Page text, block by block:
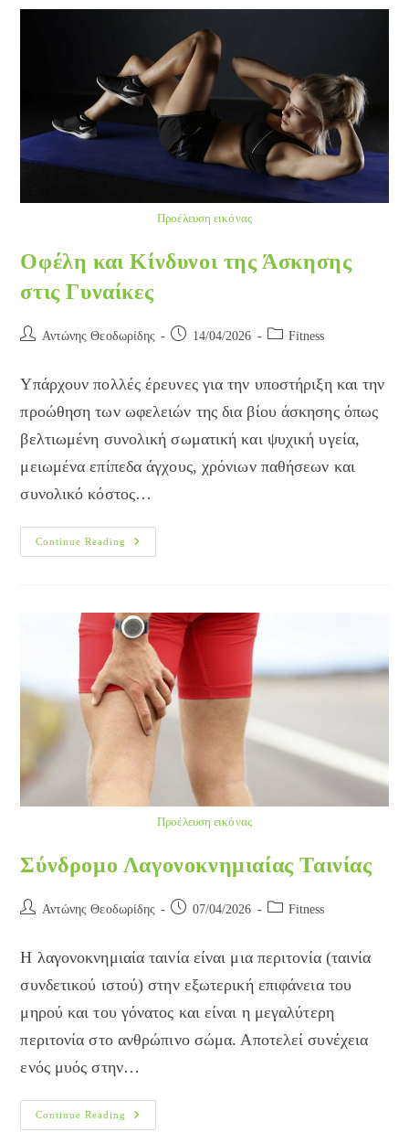
Προέλευση εικόνας
Οφέλη και Κίνδυνοι της Άσκησης
στις Γυναίκες
Post Αντώνης Θεοδωρίδης
Post 14/04/2026
PostFitness
Υπάρχουν πολλές έρευνες για την υποστήριξη και την
προώθηση των ωφελειών της δια βίου άσκησης όπως
βελτιωμένη συνολική σωματική και ψυχική υγεία,
μειωμένα επίπεδα άγχους, χρόνιων παθήσεων και
συνολικό κόστος…
Continue Reading
Οφέλη
Και
Γυναίκες
Προέλευση εικόνας
Σύνδρομο Λαγονοκνημιαίας Ταινίας
Post Αντώνης Θεοδωρίδης
Post 07/04/2026
PostFitness
Η λαγονοκνημιαία ταινία είναι μια περιτονία (ταινία
συνδετικού ιστού) στην εξωτερική επιφάνεια του
μηρού και του γόνατος και είναι η μεγαλύτερη
περιτονία στο ανθρώπινο σώμα. Αποτελεί συνέχεια
ενός μυός στην…
Continue Reading
Σύνδρομο
Λαγονοκνημιαίας